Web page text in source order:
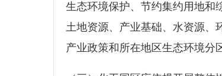
生态环境保护、节约集约用地和
土地资源、产业基础、水资源、
产业政策和所在地区生态环境